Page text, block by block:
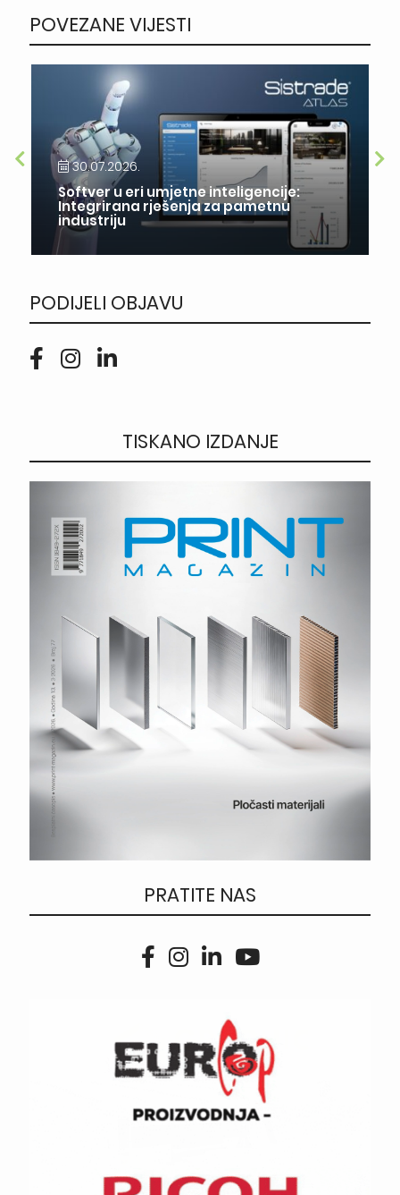
POVEZANE VIJESTI
30.07.2026.
Softver u eri umjetne inteligencije:
Integrirana rješenja za pametnu
industriju
PODIJELI OBJAVU
TISKANO IZDANJE
PRATITE NAS